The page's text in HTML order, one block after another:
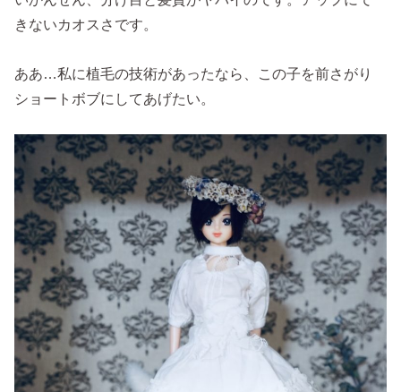
きないカオスさです。
ああ…私に植毛の技術があったなら、この子を前さがり
ショートボブにしてあげたい。